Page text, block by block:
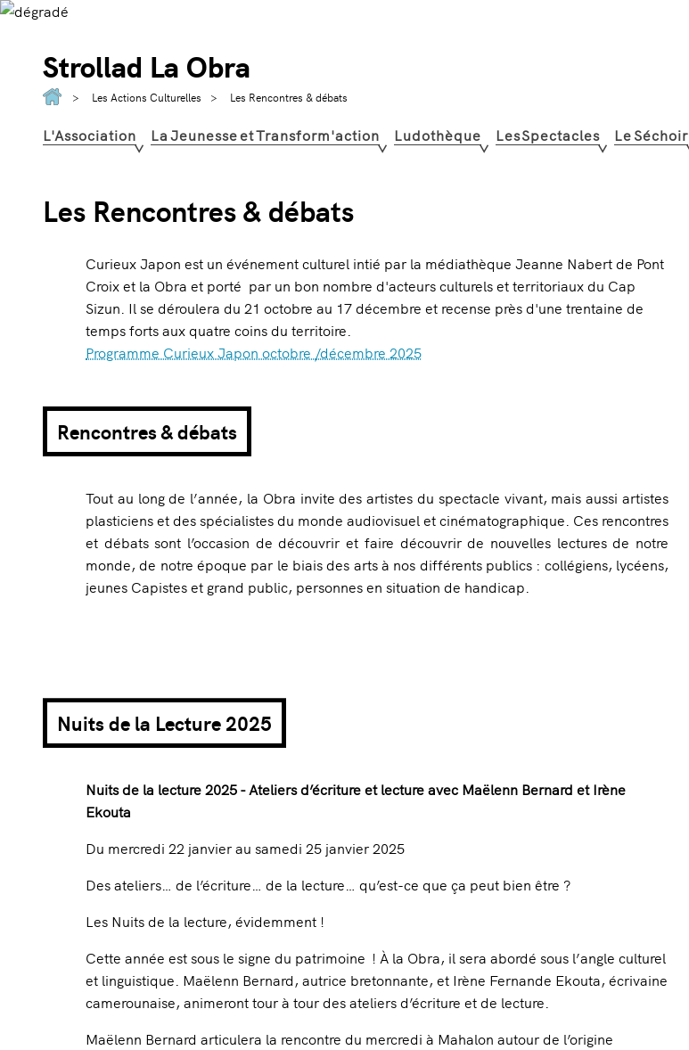
Strollad La Obra
Les Actions Culturelles Les Rencontres & débats
L'Association La Jeunesse et Transform'action Ludothèque Les Spectacles Le Séchoir
Les Rencontres & débats
Curieux Japon est un événement culturel intié par la médiathèque Jeanne Nabert de Pont
Croix et la Obra et porté par un bon nombre d'acteurs culturels et territoriaux du Cap
Sizun. Il se déroulera du 21 octobre au 17 décembre et recense près d'une trentaine de
temps forts aux quatre coins du territoire.
Programme Curieux Japon octobre /décembre 2025
Rencontres & débats
Tout au long de l’année, la Obra invite des artistes du spectacle vivant, mais aussi artistes
plasticiens et des spécialistes du monde audiovisuel et cinématographique. Ces rencontres
et débats sont l’occasion de découvrir et faire découvrir de nouvelles lectures de notre
monde, de notre époque par le biais des arts à nos différents publics : collégiens, lycéens,
jeunes Capistes et grand public, personnes en situation de handicap.
Nuits de la Lecture 2025
Nuits de la lecture 2025 - Ateliers d’écriture et lecture avec Maëlenn Bernard et Irène
Ekouta
Du mercredi 22 janvier au samedi 25 janvier 2025
Des ateliers… de l’écriture… de la lecture… qu’est-ce que ça peut bien être ?
Les Nuits de la lecture, évidemment !
Cette année est sous le signe du patrimoine ! À la Obra, il sera abordé sous l’angle culturel
et linguistique. Maëlenn Bernard, autrice bretonnante, et Irène Fernande Ekouta, écrivaine
camerounaise, animeront tour à tour des ateliers d’écriture et de lecture.
Maëlenn Bernard articulera la rencontre du mercredi à Mahalon autour de l’origine